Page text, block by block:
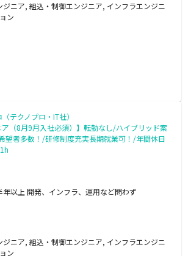
ニア, 組込・制御エンジニア, インフラエンジニ
ン
テクノプロ・IT社）
ア（8月9月入社必須）】転勤なし/ハイブリッド案
望者多数！/研修制度充実長期就業可！/年間休日
年以上 開発、インフラ、運用など問わず
ニア, 組込・制御エンジニア, インフラエンジニ
ン